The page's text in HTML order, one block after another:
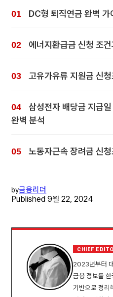
DC형 퇴직연금 완벽 가
에너지환급금 신청 조건
고유가유류 지원금 신
삼성전자 배당금 지급
완벽 분석
노동자근속 장려금 신
by금융리더
Published 9월 22, 2024
CHIEF
2023년부터 대
금융 정보를 한
기반으로 정리